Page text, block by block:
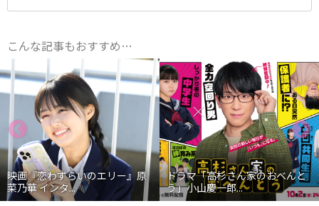
こんな記事もおすすめ…
映画『恋わずらいのエリー』原
菜乃華 インタ...
ドラマ「高杉さん家のおべんと
う」小山慶一郎...